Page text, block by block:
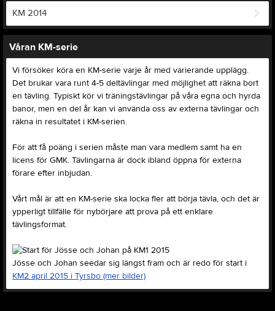
KM 2014
Våran KM-serie
Vi försöker köra en KM-serie varje år med varierande upplägg.
Det brukar vara runt 4-5 deltävlingar med möjlighet att räkna bort
en tävling. Typiskt kör vi träningstävlingar på våra egna och hyrda
banor, men en del år kan vi använda oss av externa tävlingar och
räkna in resultatet i KM-serien.
För att få poäng i serien måste man vara medlem samt ha en
licens för GMK. Tävlingarna är dock ibland öppna för externa
förare efter inbjudan.
Vårt mål är att en KM-serie ska locka fler att börja tävla, och det är
ypperligt tillfälle för nybörjare att prova på ett enklare
tävlingsformat.
Jösse och Johan seedar sig längst fram och är redo för start i
KM2 april 2015 i Tyrsbo (mer bilder)